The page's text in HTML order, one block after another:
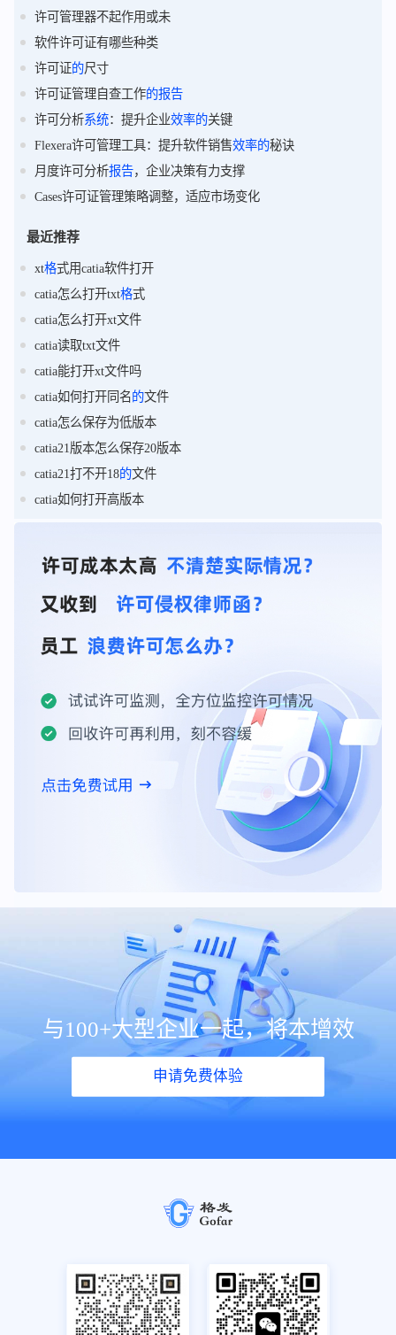
许可管理器不起作用或未
软件许可证有哪些种类
许可证的尺寸
许可证管理自查工作的报告
许可分析系统：提升企业效率的关键
Flexera许可管理工具：提升软件销售效率的秘诀
月度许可分析报告，企业决策有力支撑
Cases许可证管理策略调整，适应市场变化
最近推荐
xt格式用catia软件打开
catia怎么打开txt格式
catia怎么打开xt文件
catia读取txt文件
catia能打开xt文件吗
catia如何打开同名的文件
catia怎么保存为低版本
catia21版本怎么保存20版本
catia21打不开18的文件
catia如何打开高版本
与100+大型企业一起，将本增效
申请免费体验